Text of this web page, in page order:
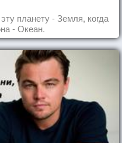
планету - Земля, когда
- Океан.